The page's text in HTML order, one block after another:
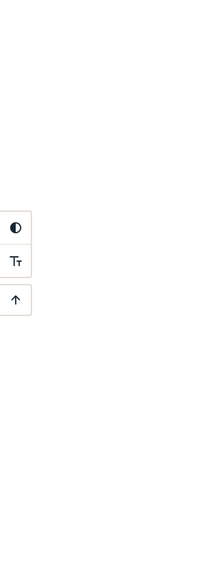
Outils
d'accessibilité
Descendre